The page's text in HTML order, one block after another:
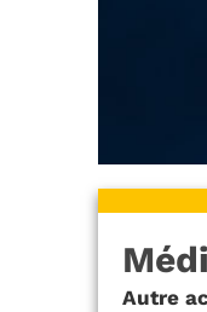
Autre